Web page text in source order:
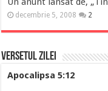
decembrie 5, 2008 2
Versetul Zilei
Apocalipsa 5:12